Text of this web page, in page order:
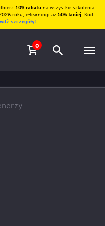
10% rabatu na wszystkie szkolenia
roku, e-learningi aż 50% taniej. Kod:
szczegóły!
0